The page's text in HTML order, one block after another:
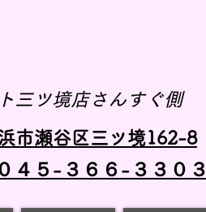
三ツ境店さんすぐ側
市瀬谷区三ツ境162-8
５-３６６-３３０３